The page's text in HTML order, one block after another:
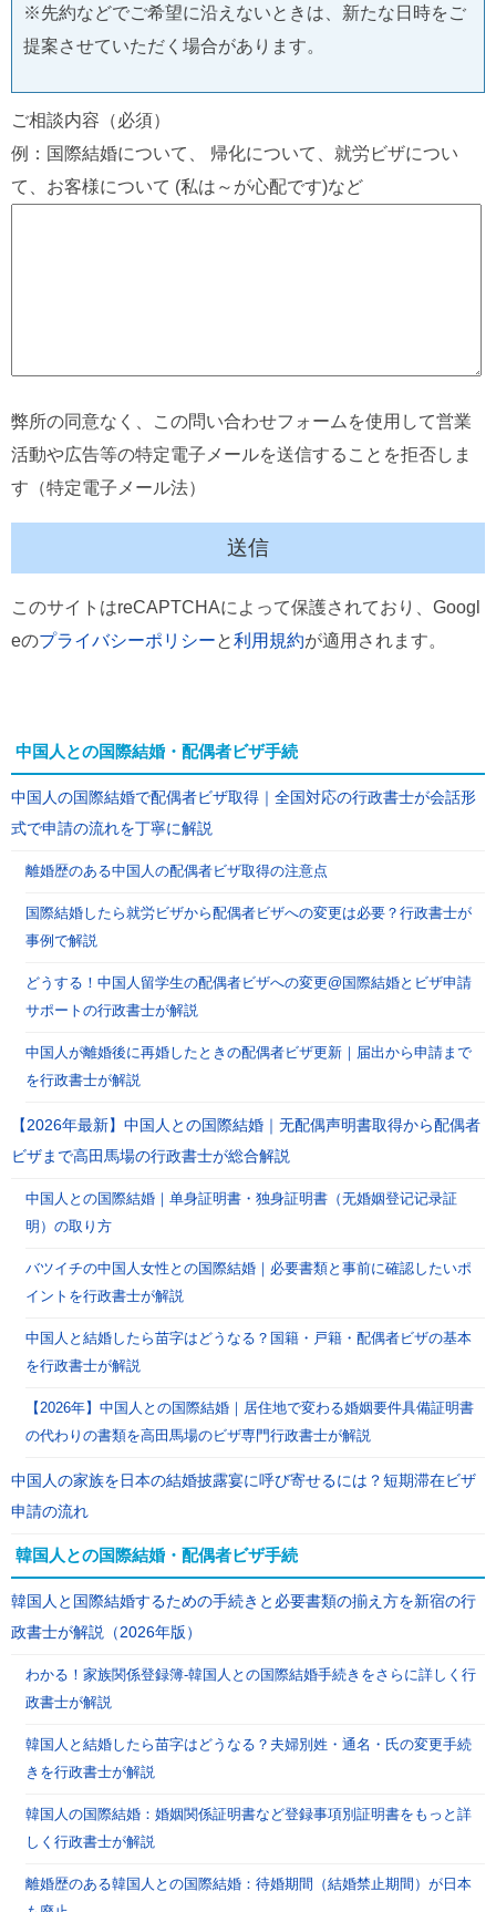
※先約などでご希望に沿えないときは、新たな日時をご
提案させていただく場合があります。
ご相談内容（必須）
例：国際結婚について、 帰化について、就労ビザについ
て、お客様について (私は～が心配です)など
弊所の同意なく、この問い合わせフォームを使用して営業
活動や広告等の特定電子メールを送信することを拒否しま
す（特定電子メール法）
このサイトはreCAPTCHAによって保護されており、Googl
eのプライバシーポリシーと利用規約が適用されます。
中国人との国際結婚・配偶者ビザ手続
中国人の国際結婚で配偶者ビザ取得｜全国対応の行政書士が会話形
式で申請の流れを丁寧に解説
離婚歴のある中国人の配偶者ビザ取得の注意点
国際結婚したら就労ビザから配偶者ビザへの変更は必要？行政書士が
事例で解説
どうする！中国人留学生の配偶者ビザへの変更@国際結婚とビザ申請
サポートの行政書士が解説
中国人が離婚後に再婚したときの配偶者ビザ更新｜届出から申請まで
を行政書士が解説
【2026年最新】中国人との国際結婚｜无配偶声明書取得から配偶者
ビザまで高田馬場の行政書士が総合解説
中国人との国際結婚｜单身証明書・独身証明書（无婚姻登记记录証
明）の取り方
バツイチの中国人女性との国際結婚｜必要書類と事前に確認したいポ
イントを行政書士が解説
中国人と結婚したら苗字はどうなる？国籍・戸籍・配偶者ビザの基本
を行政書士が解説
【2026年】中国人との国際結婚｜居住地で変わる婚姻要件具備証明書
の代わりの書類を高田馬場のビザ専門行政書士が解説
中国人の家族を日本の結婚披露宴に呼び寄せるには？短期滞在ビザ
申請の流れ
韓国人との国際結婚・配偶者ビザ手続
韓国人と国際結婚するための手続きと必要書類の揃え方を新宿の行
政書士が解説（2026年版）
わかる！家族関係登録簿-韓国人との国際結婚手続きをさらに詳しく行
政書士が解説
韓国人と結婚したら苗字はどうなる？夫婦別姓・通名・氏の変更手続
きを行政書士が解説
韓国人の国際結婚：婚姻関係証明書など登録事項別証明書をもっと詳
しく行政書士が解説
離婚歴のある韓国人との国際結婚：待婚期間（結婚禁止期間）が日本